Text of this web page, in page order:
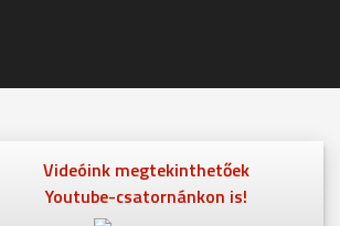
Videóink megtekinthetőek
Youtube-csatornánkon is!